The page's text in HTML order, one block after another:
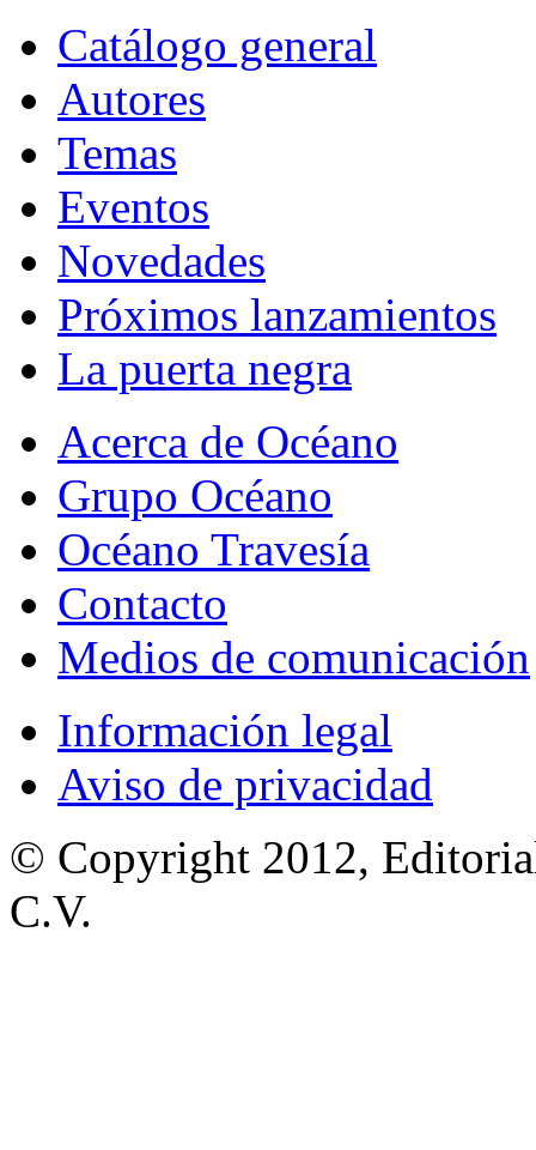
Catálogo general
Autores
Temas
Eventos
Novedades
Próximos lanzamientos
La puerta negra
Acerca de Océano
Grupo Océano
Océano Travesía
Contacto
Medios de comunicación
Información legal
Aviso de privacidad
© Copyright 2012,
C.V.